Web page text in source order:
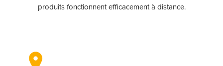
produits fonctionnent efficacement à distance.